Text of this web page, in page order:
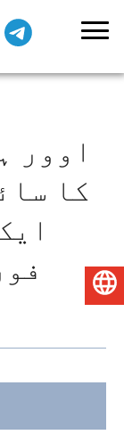
اوور
کا
اردو